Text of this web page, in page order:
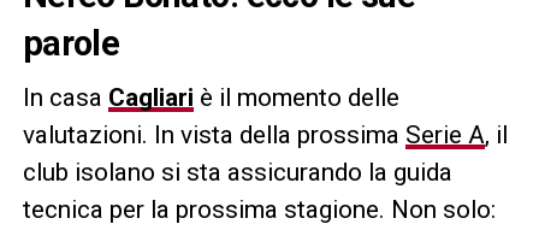
parole
In casa Cagliari è il momento delle
valutazioni. In vista della prossima Serie A, il
club isolano si sta assicurando la guida
tecnica per la prossima stagione. Non solo: